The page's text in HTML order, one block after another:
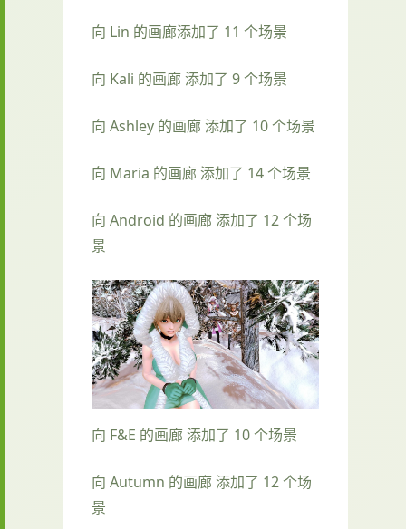
向 Lin 的画廊添加了 11 个场景
向 Kali 的画廊 添加了 9 个场景
向 Ashley 的画廊 添加了 10 个场景
向 Maria 的画廊 添加了 14 个场景
向 Android 的画廊 添加了 12 个场
景
向 F&E 的画廊 添加了 10 个场景
向 Autumn 的画廊 添加了 12 个场
景